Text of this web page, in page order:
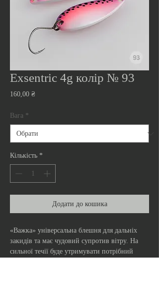
Exsentric 4g колір № 93
160,00 ₴Ціна
Вага *
Кількість *
Додати до кошика
«Важка» універсальна блешня для дальніх
закидів та має чудовий супротив вітру. На
сильної течії буде утримувати потрібний